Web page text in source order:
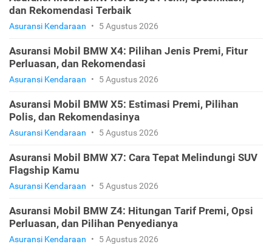
dan Rekomendasi Terbaik
Asuransi Kendaraan • 5 Agustus 2026
Asuransi Mobil BMW X4: Pilihan Jenis Premi, Fitur
Perluasan, dan Rekomendasi
Asuransi Kendaraan • 5 Agustus 2026
Asuransi Mobil BMW X5: Estimasi Premi, Pilihan
Polis, dan Rekomendasinya
Asuransi Kendaraan • 5 Agustus 2026
Asuransi Mobil BMW X7: Cara Tepat Melindungi SUV
Flagship Kamu
Asuransi Kendaraan • 5 Agustus 2026
Asuransi Mobil BMW Z4: Hitungan Tarif Premi, Opsi
Perluasan, dan Pilihan Penyedianya
Asuransi Kendaraan • 5 Agustus 2026